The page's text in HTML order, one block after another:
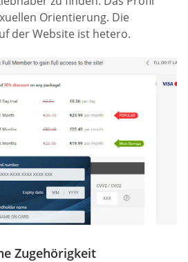
Orientierung. Die
der Website ist hetero.
Zugehörigkeit